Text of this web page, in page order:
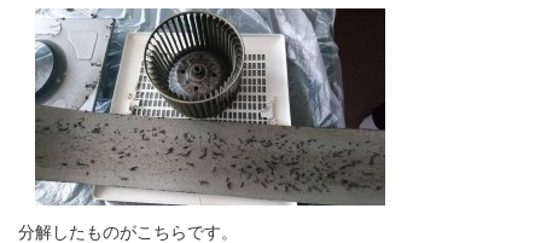
分解したものがこちらです。